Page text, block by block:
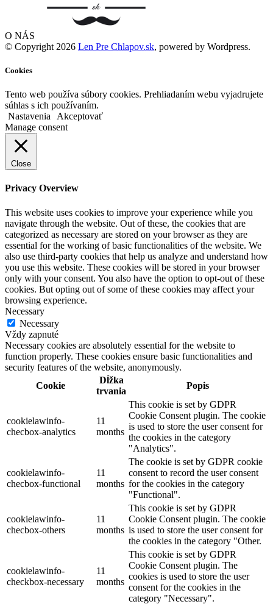
O NÁS
© Copyright 2026 Len Pre Chlapov.sk, powered by Wordpress.
Cookies
Tento web používa súbory cookies. Prehliadaním webu vyjadrujete
súhlas s ich používaním.
Nastavenia
Akceptovať
Manage consent
Close
Privacy Overview
This website uses cookies to improve your experience while you
navigate through the website. Out of these, the cookies that are
categorized as necessary are stored on your browser as they are
essential for the working of basic functionalities of the website. We
also use third-party cookies that help us analyze and understand how
you use this website. These cookies will be stored in your browser
only with your consent. You also have the option to opt-out of these
cookies. But opting out of some of these cookies may affect your
browsing experience.
Necessary
Necessary
Vždy zapnuté
Necessary cookies are absolutely essential for the website to
function properly. These cookies ensure basic functionalities and
security features of the website, anonymously.
Cookie
Dĺžka
trvania
Popis
cookielawinfo-
checbox-analytics
11
months
This cookie is set by GDPR
Cookie Consent plugin. The cookie
is used to store the user consent for
the cookies in the category
"Analytics".
cookielawinfo-
checbox-functional
11
months
The cookie is set by GDPR cookie
consent to record the user consent
for the cookies in the category
"Functional".
cookielawinfo-
checbox-others
11
months
This cookie is set by GDPR
Cookie Consent plugin. The cookie
is used to store the user consent for
the cookies in the category "Other.
cookielawinfo-
checkbox-necessary
11
months
This cookie is set by GDPR
Cookie Consent plugin. The
cookies is used to store the user
consent for the cookies in the
category "Necessary".